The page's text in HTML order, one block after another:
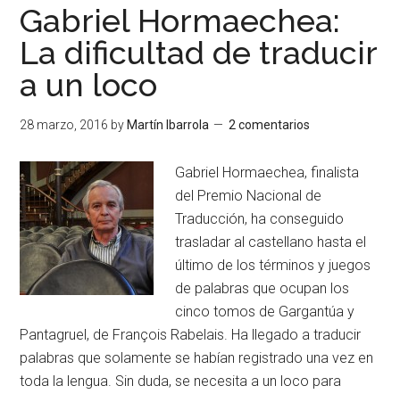
Gabriel Hormaechea:
La dificultad de traducir
a un loco
28 marzo, 2016 by Martín Ibarrola 2 comentarios
Gabriel Hormaechea, finalista
del Premio Nacional de
Traducción, ha conseguido
trasladar al castellano hasta el
último de los términos y juegos
de palabras que ocupan los
cinco tomos de Gargantúa y
Pantagruel, de François Rabelais. Ha llegado a traducir
palabras que solamente se habían registrado una vez en
toda la lengua. Sin duda, se necesita a un loco para